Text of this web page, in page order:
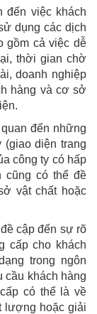
đến việc khách
dụng các dịch
gồm cả việc dễ
thời gian chờ
doanh nghiệp
hàng và cơ sở
đến những
(giao diện trang
công ty có hấp
cũng có thể đề
vật chất hoặc
cập đến sự rõ
cấp cho khách
trong ngôn
cầu khách hàng
có thể là về
lượng hoặc giải